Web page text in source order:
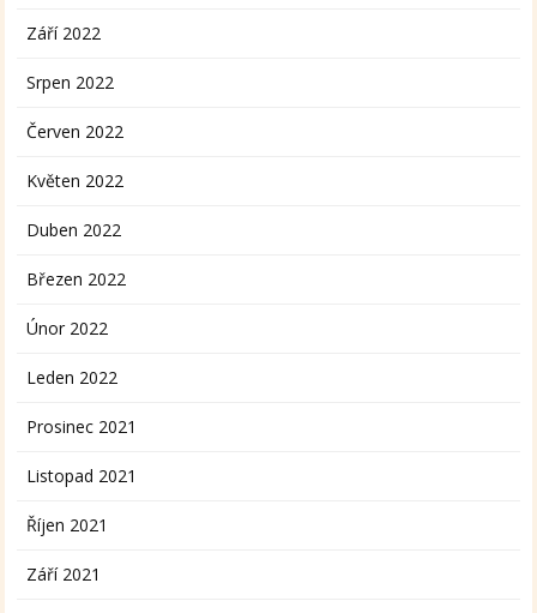
Září 2022
Srpen 2022
Červen 2022
Květen 2022
Duben 2022
Březen 2022
Únor 2022
Leden 2022
Prosinec 2021
Listopad 2021
Říjen 2021
Září 2021